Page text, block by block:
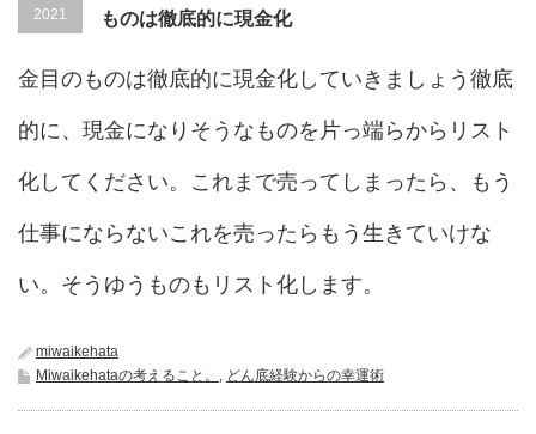
2021
ものは徹底的に現金化
金目のものは徹底的に現金化していきましょう徹底
的に、現金になりそうなものを片っ端らからリスト
化してください。これまで売ってしまったら、もう
仕事にならないこれを売ったらもう生きていけな
い。そうゆうものもリスト化します。
miwaikehata
Miwaikehataの考えること。 , どん底経験からの幸運術